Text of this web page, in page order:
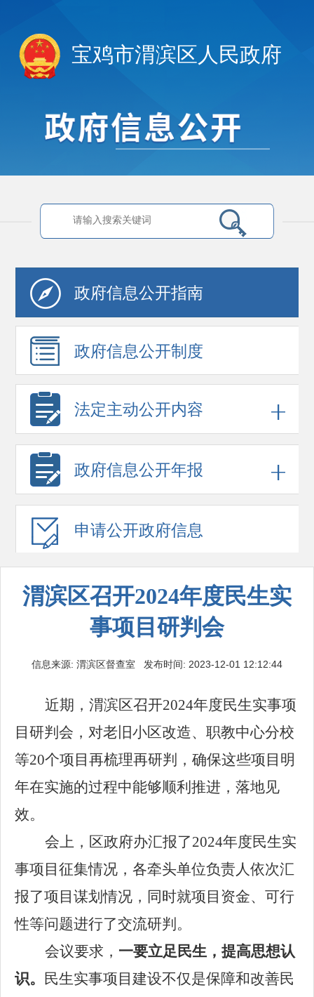
宝鸡市渭滨区人民政府
政府信息公开指南
政府信息公开制度
法定主动公开内容
政府信息公开年报
申请公开政府信息
渭滨区召开2024年度民生实
事项目研判会
信息来源: 渭滨区督查室 发布时间: 2023-12-01 12:12:44
近期，渭滨区召开2024年度民生实事项
目研判会， 对老旧小区改造、职教中心分校
等20个项目再梳理再研判，确保这些项目明
年在实施的过程中能够顺利推进，落地见
效。
会上，区政府办汇报了2024年度民生实
事项目征集情况 ，各牵头单位负责人依次汇
报了项目谋划情况 ，同时就项目资金、可行
性等问题进行了交流研判 。
会议要求， 一要立足民生，提高思想认
识。
民生实事项目建设不仅是保障和改善民